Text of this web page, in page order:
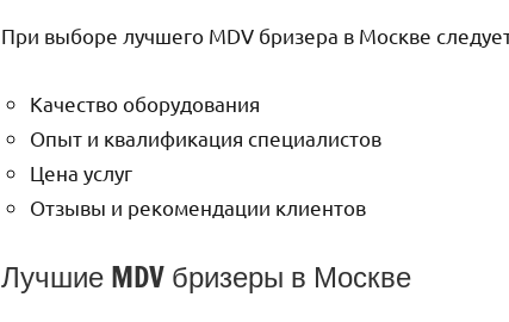
При выборе лучшего MDV бризера в Москве
Качество оборудования
Опыт и квалификация специалистов
Цена услуг
Отзывы и рекомендации клиентов
Лучшие MDV бризеры в Москве